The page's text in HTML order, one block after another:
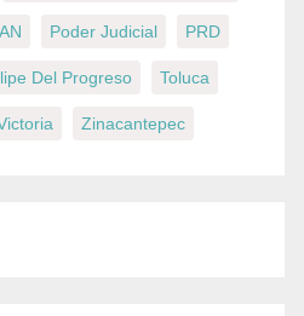
Poder Judicial PRD
Del Progreso Toluca
Zinacantepec